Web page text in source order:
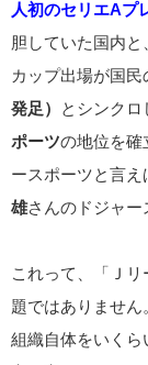
人初のセリエAプ
胆していた国内
カップ出場が国
発足）
とシンクロ
ポーツの地位を確
ースポーツと言
雄さんのドジャー
これって、「Ｊリ
題ではありません
組織自体をいくら